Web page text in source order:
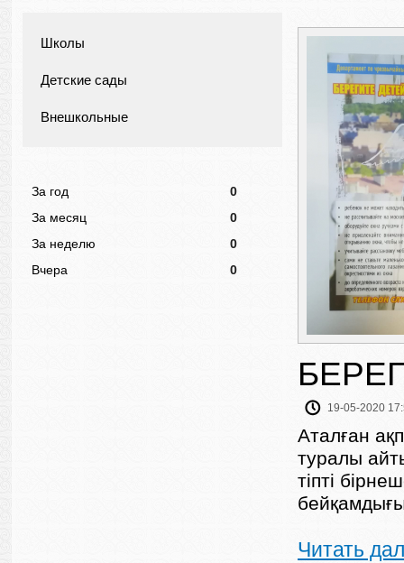
Школы
Детские сады
Внешкольные
За год
0
За месяц
0
За неделю
0
Вчера
0
19-05-2020
Аталған
туралы
тіпті
бейқамдығы
Читать